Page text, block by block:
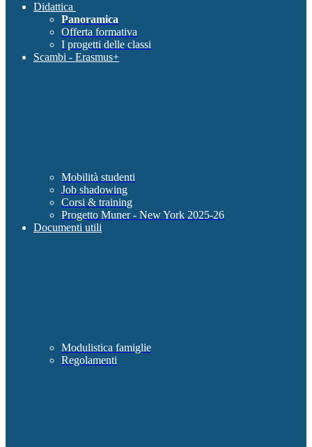
Didattica
Panoramica
Offerta formativa
I progetti delle classi
Scambi - Erasmus+
Mobilità studenti
Job shadowing
Corsi & training
Progetto Muner - New York 2025-26
Documenti utili
Modulistica famiglie
Regolamenti